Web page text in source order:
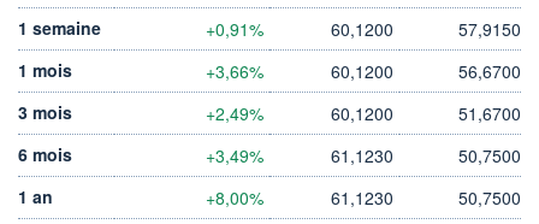
1 semaine
+0,91% 60,1200
57,9150
1 mois
+3,66% 60,1200
56,6700
3 mois
+2,49% 60,1200
51,6700
6 mois
+3,49% 61,1230
50,7500
1 an
+8,00% 61,1230
50,7500